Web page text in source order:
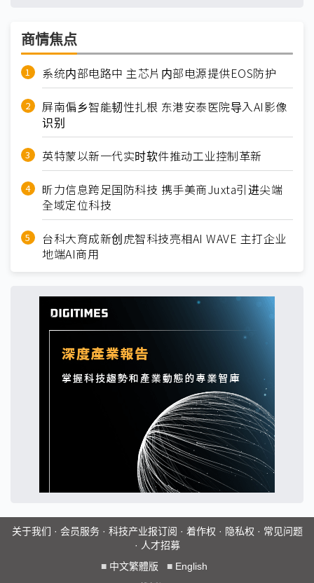
商情焦点
系统内部电路中 主芯片内部电源提供EOS防护
屏南偏乡智能韧性扎根 东港安泰医院导入AI影像
识别
英特蒙以新一代实时软件推动工业控制革新
昕力信息跨足国防科技 携手美商Juxta引进尖端
全域定位科技
台科大育成新创虎智科技亮相AI WAVE 主打企业
地端AI商用
关于我们 · 会员服务· 科技产业报订阅 · 着作权 · 隐私权 · 常见问题
· 人才招募
■ 中文繁體版 ■ English